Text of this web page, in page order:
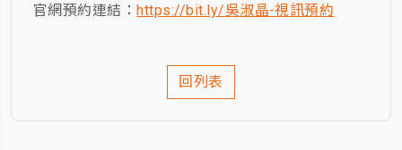
官網預約連結：https://bit.ly/吳淑晶-視訊預約
回列表